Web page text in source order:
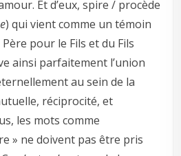
Et d’eux, spire / procède
) qui vient comme un témoin
pour le Fils et du Fils
ainsi parfaitement l’union
au sein de la
réciprocité, et
les mots comme
» ne doivent pas être pris